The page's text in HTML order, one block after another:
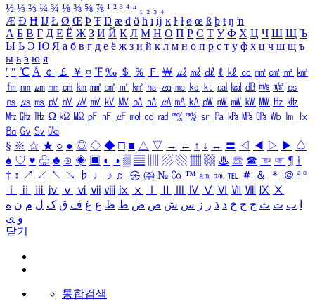
½ ⅓ ⅔ ¼ ¾ ⅛ ⅜ ⅝ ⅞ ¹ ² ³ ⁴ ⁿ ₁ ₂ ₃ ₄
Æ Ð Ħ Ĳ Ł Ø Œ Þ Ŧ Ŋ æ đ ð ħ ı ĳ ĸ ŀ ł ø œ ß þ ŧ ŋ ŉ
А Б В Г Д Е Ё Ж З И Й К Л М Н О П Р С Т У Ф Х Ц Ч Ш Щ Ъ
Ы Ь Э Ю Я а б в г д е ё ж з и й к л м н о п р с т у ф х ц ч ш щ ъ
ы ь э ю я
′ ″ ℃ Å ￠ ￡ ￥ ¤ ℉ ‰ ＄ ％ Ｆ ￦ ㎕ ㎖ ㎗ ℓ ㎘ ㏄ ㎣ ㎤ ㎥ ㎦
㎙ ㎚ ㎛ ㎜ ㎝ ㎞ ㎟ ㎠ ㎡ ㎢ ㏊ ㎍ ㎎ ㎏ ㏏ ㎈ ㎉ ㏈ ㎧ ㎨ ㎰
㎱ ㎲ ㎳ ㎴ ㎵ ㎶ ㎷ ㎸ ㎹ ㎀ ㎁ ㎂ ㎃ ㎄ ㎺ ㎻ ㎽ ㎾ ㎿ ㎐ ㎑
㎒ ㎓ ㎔ Ω ㏀ ㏁ ㎊ ㎋ ㎌ ㏖ ㏅ ㎭ ㎮ ㎯ ㏛ ㎩ ㎪ ㎫ ㎬ ㏝ ㏐
㏓
㏃ ㏉ ㏜ ㏆
§ ※ ☆ ★ ○ ● ◎ ◇ ◆ □ ■ △ ▽ → ← ↑ ↓ ↔ 〓 ◁ ◀ ▷ ▶ ♤
♠ ♡ ♥ ♧ ♣ ⊙ ◈ ▣ ◐ ◑ ▒ ▤ ▨ ▧ ▦ ▩ ♨ ☏ ☎ ☜ ☞ ¶ †
‡ ↕ ↗ ↙ ↖ ↘ ♭ ♩ ♪ ♬ ㉿ ㈜ № ㏇ ™ ㏂ ㏘ ℡ ＃ ＆ ＊ ＠ ª º
ⅰ
ⅱ ⅲ ⅳ ⅴ ⅵ ⅶ ⅷ ⅸ ⅹ Ⅳ Ⅴ Ⅵ Ⅶ Ⅷ Ⅸ Ⅹ
ب ت ث ج ح خ د ذ ر ز س ش ص ض ط ظ ع غ ف ق ک ل م ن ه
و ی
닫기
통합검색